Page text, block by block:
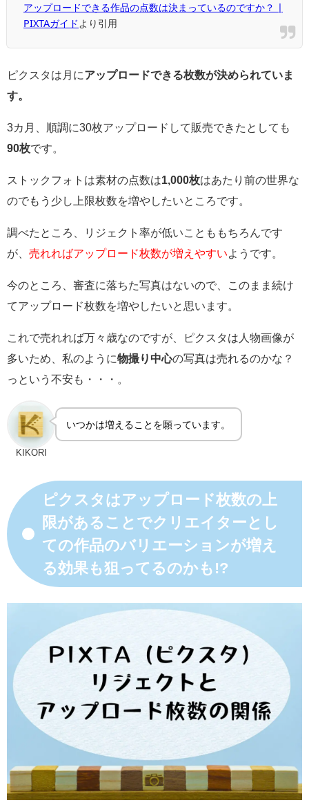
アップロードできる作品の点数は決まっているのですか？ |
PIXTAガイドより引用
ピクスタは月にアップロードできる枚数が決められていま
す。
3カ月、順調に30枚アップロードして販売できたとしても
90枚です。
ストックフォトは素材の点数は1,000枚はあたり前の世界な
のでもう少し上限枚数を増やしたいところです。
調べたところ、リジェクト率が低いことももちろんです
が、 売れればアップロード枚数が増えやすいようです。
今のところ、審査に落ちた写真はないので、このまま続け
てアップロード枚数を増やしたいと思います。
これで売れれば万々歳なのですが、ピクスタは人物画像が
多いため、私のように物撮り中心の写真は売れるのかな？
っという不安も・・・。
KIKORI
いつかは増えることを願っています。
ピクスタはアップロード枚数の上
限があることでクリエイターとし
ての作品のバリエーションが増え
る効果も狙ってるのかも!?